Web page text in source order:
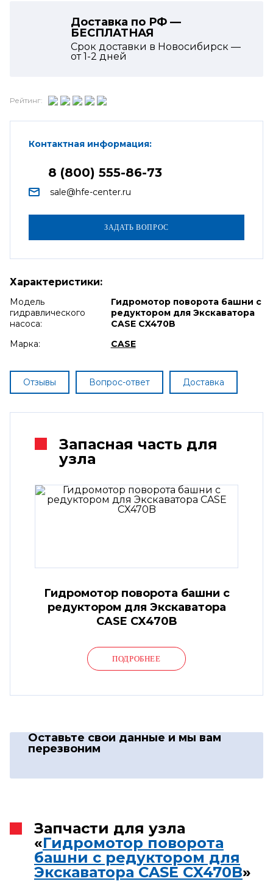
Доставка по РФ —
БЕСПЛАТНАЯ
Срок доставки в Новосибирск —
от1-2 дней
Рейтинг:
Контактная информация:
8 (800) 555-86-73
sale@hfe-center.ru
Характеристики:
Модель
гидравлического
насоса:
Гидромотор поворота башни с
редуктором для Экскаватора
CASE CX470B
Марка:
CASE
Отзывы Вопрос-ответ Доставка
Запасная часть для
узла
Гидромотор поворота башни с
редуктором для Экскаватора
CASE CX470B
ПОДРОБНЕЕ
Оставьте свои данные и мы вам
перезвоним
Запчасти для узла
«Гидромотор поворота
башни с редуктором для
Экскаватора CASE CX470B»